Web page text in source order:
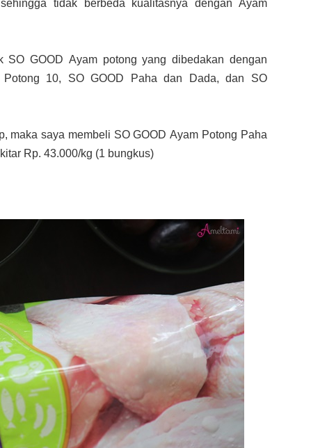
sehingga tidak berbeda kualitasnya dengan Ayam
GOOD Ayam potong yang dibedakan dengan
10, SO GOOD Paha dan Dada, dan SO
maka saya membeli SO GOOD Ayam Potong Paha
Rp. 43.000/kg (1 bungkus)